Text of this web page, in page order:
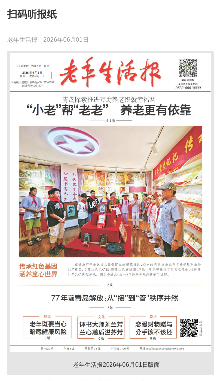
扫码听报纸
老年生活报 2026年06月01日
老年生活报2026年06月01日版面